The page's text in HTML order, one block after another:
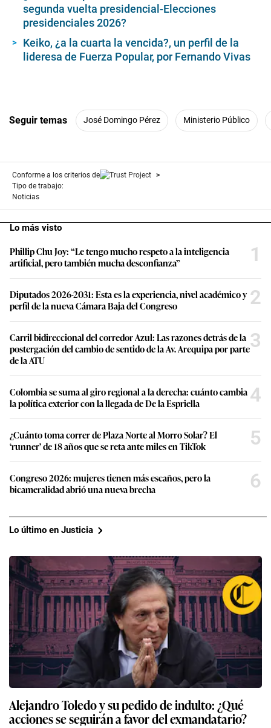
segunda vuelta presidencial-Elecciones
presidenciales 2026?
Keiko, ¿a la cuarta la vencida?, un perfil de la
lideresa de Fuerza Popular, por Fernando Vivas
Seguir temas José Domingo Pérez Ministerio Público
Conforme a los criterios de
Tipo de trabajo:
Noticias
Lo más visto
Phillip Chu Joy: “Le tengo mucho respeto a la inteligencia
artificial, pero también mucha desconfianza”
1
Diputados 2026-2031: Esta es la experiencia, nivel académico y
perfil de la nueva Cámara Baja del Congreso
2
Carril bidireccional del corredor Azul: Las razones detrás de la
postergación del cambio de sentido de la Av. Arequipa por parte
de la ATU
3
Colombia se suma al giro regional a la derecha: cuánto cambia
la política exterior con la llegada de De la Espriella
4
¿Cuánto toma correr de Plaza Norte al Morro Solar? El
‘runner’ de 18 años que se reta ante miles en TikTok
5
Congreso 2026: mujeres tienen más escaños, pero la
bicameralidad abrió una nueva brecha
6
Lo último en Justicia
Alejandro Toledo y su pedido de indulto: ¿Qué
acciones se seguirán a favor del exmandatario?